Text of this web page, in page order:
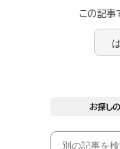
この記事
お探し